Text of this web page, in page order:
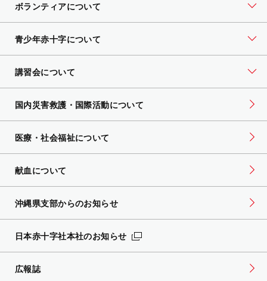
ボランティアについて
青少年赤十字について
講習会について
国内災害救護・国際活動について
医療・社会福祉について
献血について
沖縄県支部からのお知らせ
日本赤十字社本社のお知らせ
広報誌